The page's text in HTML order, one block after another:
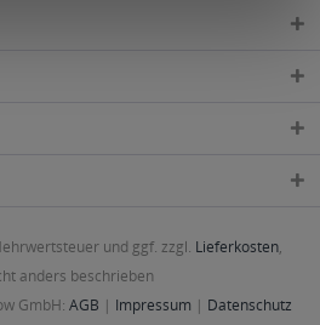
und ggf. zzgl. Lieferkosten,
anders beschrieben
GmbH: AGB | Impressum | Datenschutz